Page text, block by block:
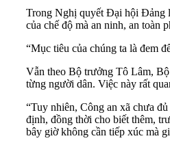
Trong Nghị quyết Đại hội Đảng
của chế độ mà an ninh, an toàn
“Mục tiêu của chúng ta là đem
Vẫn theo Bộ trưởng Tô Lâm, Bộ
từng người dân. Việc này rất
“Tuy nhiên, Công an xã chưa
định, đồng thời cho biết thêm,
bây giờ không cần tiếp xúc mà